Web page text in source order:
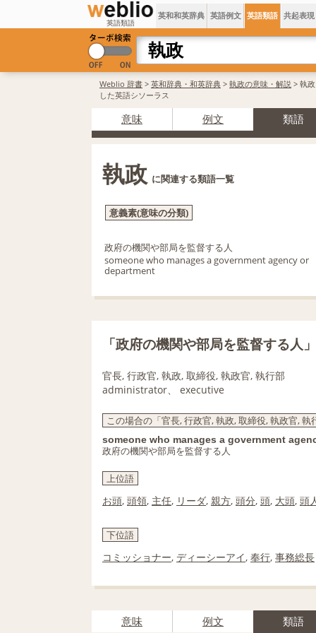
英語類語
英和和英辞典 英語例文 英語類語 共起表現
Weblio 辞書 > 英和辞典・和英辞典 > 執政の意味・解説 > 執
した英語シソーラス
意味 例文 類語
執政 に関連する類語一覧
意義素(意味の分類)
政府の機関や部局を監督する人
someone who manages a government agency or
department
「政府の機関や部局を監督する人
官長, 行政官, 執政, 取締役, 執政官, 執行部
administrator、 executive
この場合の「官長, 行政官, 執政, 取締役, 執政官, 執
someone who manages a government
政府の機関や部局を監督する人
上位語
お頭, 頭領, 主任, リーダ, 親方, 頭分, 頭, 大頭, 頭
下位語
コミッショナー, ディーシーアイ, 奉行, 事務総長
意味 例文 類語